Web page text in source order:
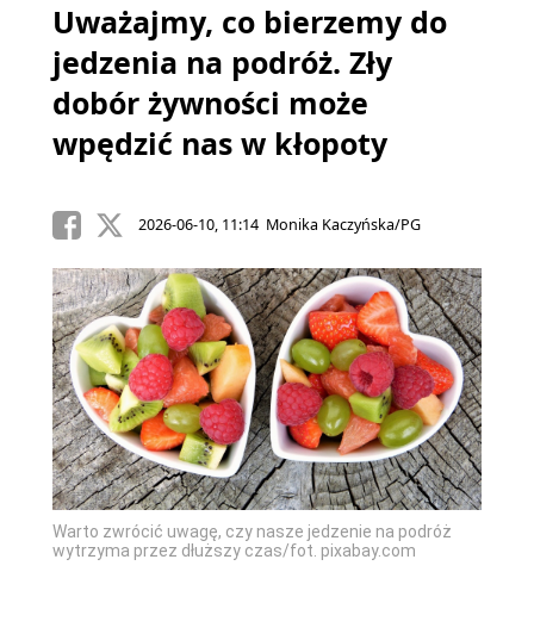
Uważajmy, co bierzemy do
jedzenia na podróż. Zły
dobór żywności może
wpędzić nas w kłopoty
2026-06-10, 11:14 Monika Kaczyńska/PG
Warto zwrócić uwagę, czy nasze jedzenie na podróż
wytrzyma przez dłuższy czas/fot. pixabay.com